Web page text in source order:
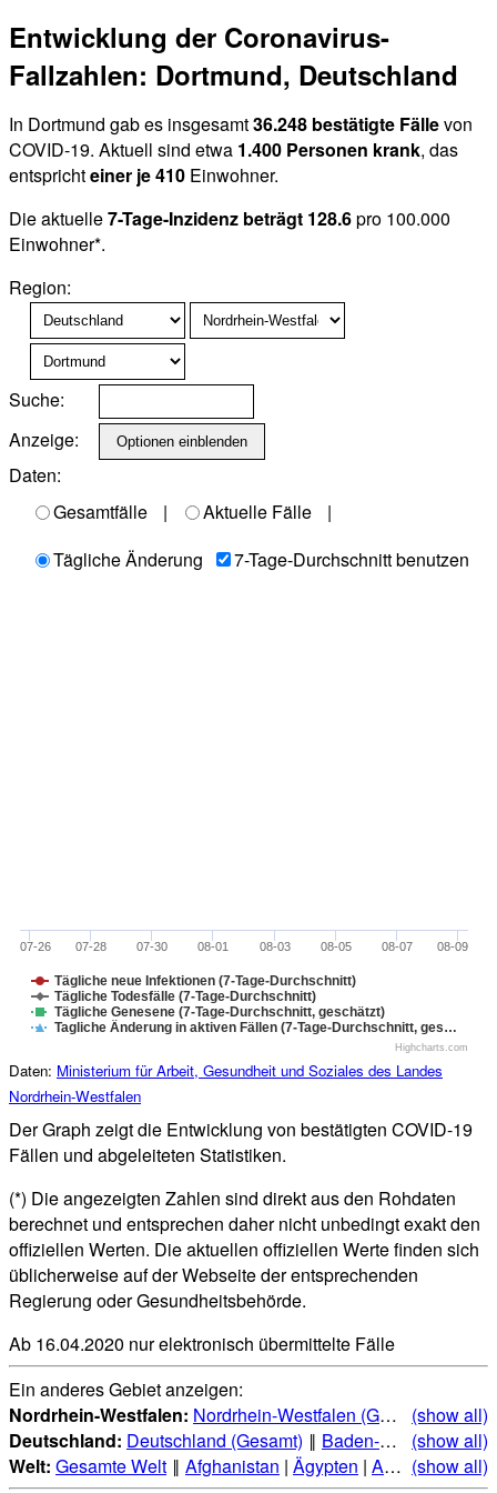
Entwicklung der Coronavirus-
Fallzahlen: Dortmund, Deutschland
In Dortmund gab es insgesamt36.248 bestätigte Fällevon
COVID-19. Aktuell sind etwa 1.400 Personen krank, das
entsprichteiner je 410 Einwohner.
Die aktuelle7-Tage-Inzidenz beträgt 128.6pro 100.000
Einwohner*.
Region:
Suche:
Anzeige:
Daten:
Gesamtfälle
| Aktuelle Fälle
|
Tägliche Änderung
7-Tage-Durchschnitt benutzen
Tägliche neue Infektionen (7-Tage-Durchschnitt)
Tägliche Todesfälle (7-Tage-Durchschnitt)
Tägliche Genesene (7-Tage-Durchschnitt, geschätzt)
Tagliche Änderung in aktiven Fällen (7-Tage-Durchschnitt, ges…
07-26 07-28 07-30 08-01 08-03 08-05 08-07 08-09
Highcharts.com
Daten: Ministerium für Arbeit, Gesundheit und Soziales des Landes
Nordrhein-Westfalen
Der Graph zeigt die Entwicklung von bestätigten COVID-19
Fällen und abgeleiteten Statistiken.
(*) Die angezeigten Zahlen sind direkt aus den Rohdaten
berechnet und entsprechen daher nicht unbedingt exakt den
offiziellen Werten. Die aktuellen offiziellen Werte finden sich
üblicherweise auf der Webseite der entsprechenden
Regierung oder Gesundheitsbehörde.
Ab 16.04.2020 nur elektronisch übermittelte Fälle
Ein anderes Gebiet anzeigen:
Nordrhein-Westfalen: Nordrhein-Westfalen (Gesamt) ‖
(show all)
Deutschland: Deutschland (Gesamt) ‖ Baden-Württemberg |
(show all)
Welt: Gesamte Welt ‖ Afghanistan | Ägypten | Albanien |
(show all)